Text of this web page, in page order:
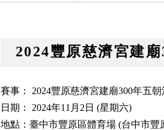
2024豐原慈濟宮建
賽事： 2024豐原慈濟宮建廟300年五
日期： 2024年11月2日 (星期六)
地點：臺中市豐原區體育場 (台中市豐